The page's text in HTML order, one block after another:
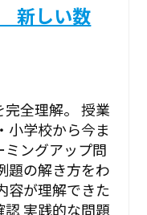
新しい数
全理解。 授業
小学校から今ま
ングアップ問
題の解き方をわ
容が理解できた
実践的な問題